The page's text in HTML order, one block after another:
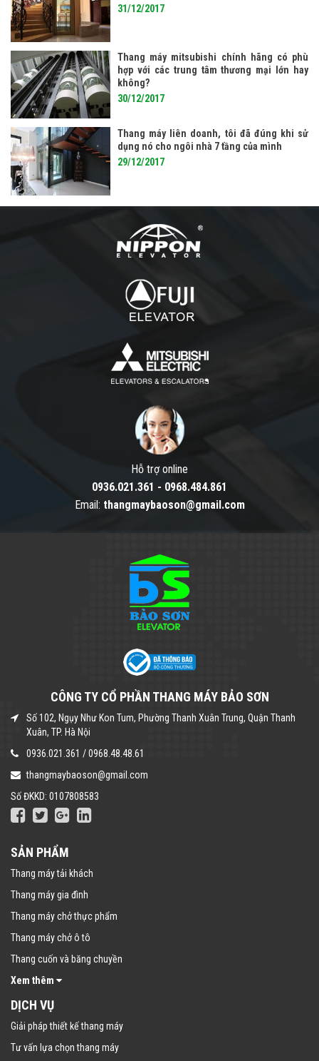
31/12/2017
Thang máy mitsubishi chính hãng có phù
hợp với các trung tâm thương mại lớn hay
không?
30/12/2017
Thang máy liên doanh, tôi đã đúng khi sử
dụng nó cho ngôi nhà 7 tầng của mình
29/12/2017
Hỗ trợ online
0936.021.361 - 0968.484.861
Email: thangmaybaoson@gmail.com
CÔNG TY CỔ PHẦN THANG MÁY BẢO SƠN
Số 102, Ngụy Như Kon Tum, Phường Thanh Xuân Trung, Quận Thanh
Xuân, TP. Hà Nội
0936.021.361 /0968.48.48.61
thangmaybaoson@gmail.com
Số ĐKKD: 0107808583
SẢN PHẨM
Thang máy tải khách
Thang máy gia đình
Thang máy chở thực phẩm
Thang máy chở ô tô
Thang cuốn và băng chuyền
Xem thêm
DỊCH VỤ
Giải pháp thiết kế thang máy
Tư vấn lựa chọn thang máy